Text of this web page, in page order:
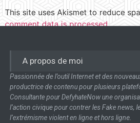
This site uses Akismet to reduce
comment data is processed.
A propos de moi
Passionnée de l’outil Internet et des
productrice de contenu pour plusieurs
Consultante pour DefyhateNow une
l’action civique pour contrer les Fake news,
l’extrémisme violent en ligne et hors ligne.